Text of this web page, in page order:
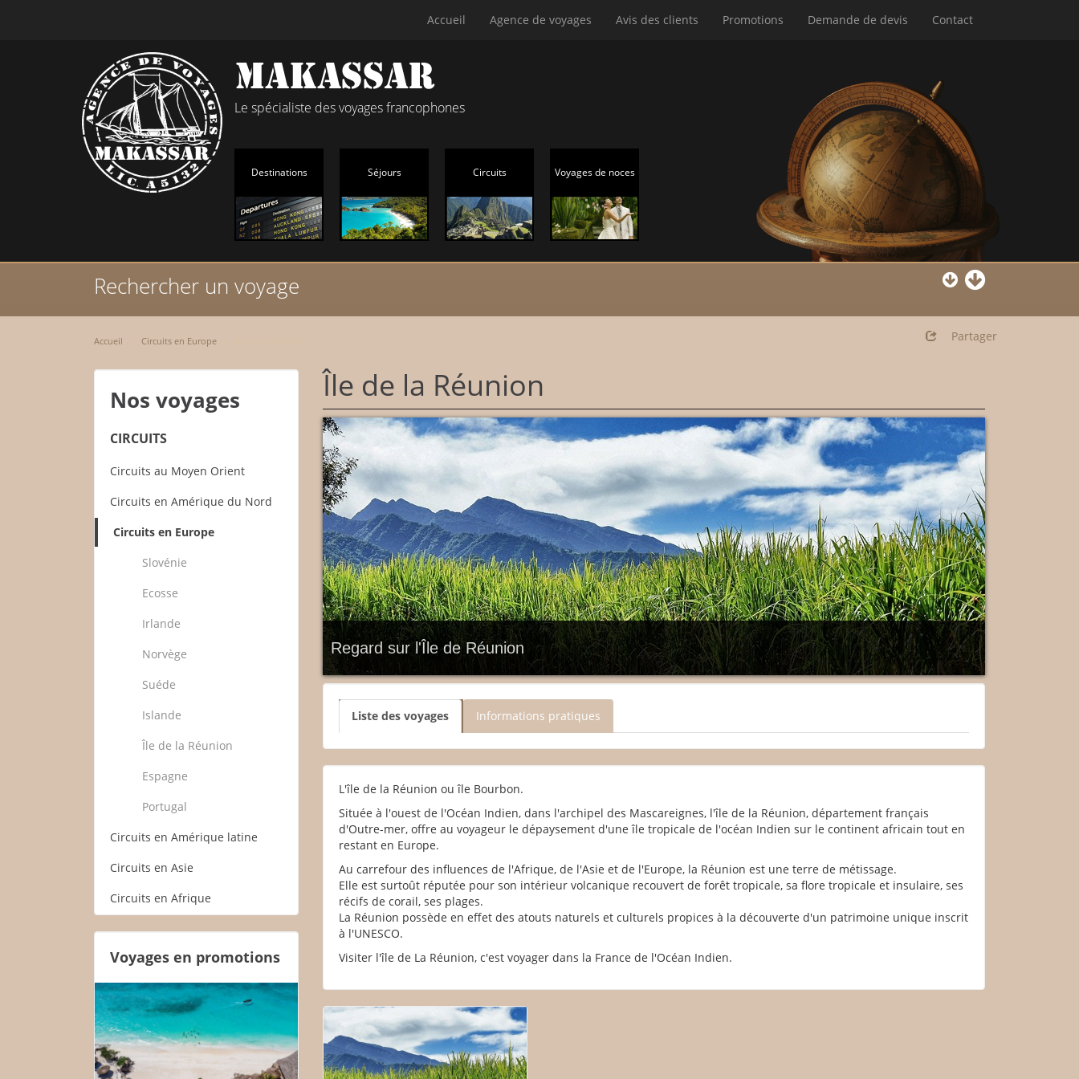
Accueil Agence de voyages Avis des clients Promotions Demande de devis Contact
Le spécialiste des voyages francophones
Destinations Séjours Circuits Voyages de noces
Rechercher un voyage
Accueil Circuits en Europe Partager
Nos voyages
CIRCUITS
Circuits au Moyen Orient
Circuits en Amérique du Nord
Circuits en Europe
Slovénie
Ecosse
Irlande
Norvège
Suéde
Islande
Île de la Réunion
Espagne
Portugal
Circuits en Amérique latine
Circuits en Asie
Circuits en Afrique
Voyages en promotions
Île de la Réunion
Regard sur l'Île de Réunion
Liste des voyages Informations pratiques
L'île de la Réunion ou île Bourbon.
Située à l'ouest de l'Océan Indien, dans l'archipel des Mascareignes, l'île de la Réunion, département français
d'Outre-mer, offre au voyageur le dépaysement d'une île tropicale de l'océan Indien sur le continent africain tout en
restant en Europe.
Au carrefour des influences de l'Afrique, de l'Asie et de l'Europe, la Réunion est une terre de métissage.
Elle est surtoût réputée pour son intérieur volcanique recouvert de forêt tropicale, sa flore tropicale et insulaire, ses
récifs de corail, ses plages.
La Réunion possède en effet des atouts naturels et culturels propices à la découverte d'un patrimoine unique inscrit
à l'UNESCO.
Visiter l'île de La Réunion, c'est voyager dans la France de l'Océan Indien.